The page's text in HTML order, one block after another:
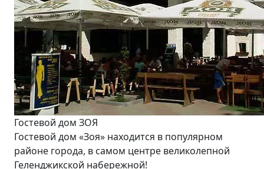
Гостевой дом ЗОЯ
Гостевой дом «Зоя» находится в популярном
районе города, в самом центре великолепной
Геленджикской набережной!